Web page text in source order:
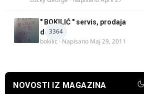
3364
" BOKILIĆ " servis, prodaja
delova
bokilic · Napisano Maj 29, 2011
NOVOSTI IZ MAGAZINA